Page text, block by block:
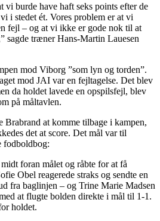
vi burde have haft seks points efter de
i stedet ét. Vores problem er at vi
fejl – og at vi ikke er gode nok til at
sagde træner Hans-Martin Lauesen
mod Viborg ”som lyn og torden”.
mod JAI var en fejltagelse. Det blev
da holdet lavede en opspilsfejl, blev
på måltavlen.
Brabrand at komme tilbage i kampen,
det at score. Det mål var til
fodboldbog:
foran målet og råbte for at få
Obel reagerede straks og sendte en
fra baglinjen – og Trine Marie Madsen
at flugte bolden direkte i mål til 1-1.
holdet.